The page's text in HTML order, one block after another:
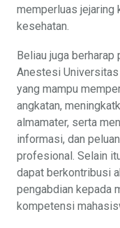
memperluas jejaring
kesehatan.
Beliau juga
Anestesi Universitas
yang mampu
angkatan,
almamater, serta
informasi, dan
profesional. Selain
dapat berkontribusi
pengabdian kepada
kompetensi